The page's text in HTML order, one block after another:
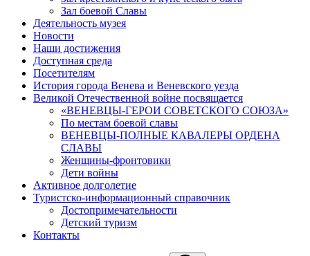
Зал боевой Славы
Деятельность музея
Новости
Наши достижения
Доступная среда
Посетителям
История города Венева и Веневского уезда
Великой Отечественной войне посвящается
«ВЕНЕВЦЫ-ГЕРОИ СОВЕТСКОГО СОЮЗА»
По местам боевой славы
ВЕНЕВЦЫ-ПОЛНЫЕ КАВАЛЕРЫ ОРДЕНА
СЛАВЫ
Женщины-фронтовики
Дети войны
Активное долголетие
Туристско-информационный справочник
Достопримечательности
Детский туризм
Контакты